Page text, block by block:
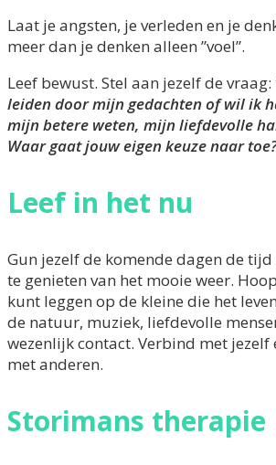
Laat je angsten, je verleden en je
meer dan je denken alleen ”voel”.
Leef bewust. Stel aan jezelf de vraag:
leiden door mijn gedachten of wil ik
mijn betere weten, mijn liefdevolle
Waar gaat jouw eigen keuze naar
Leef in het nu
Gun jezelf de komende dagen de
te genieten van het mooie weer.
kunt leggen op de kleine die het
de natuur, muziek, liefdevolle
wezenlijk contact. Verbind met
met anderen.
Storimans therapie